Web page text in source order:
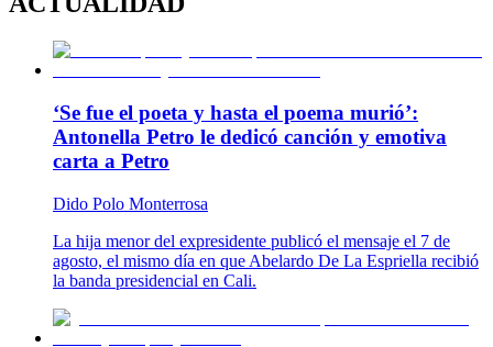
‘Se fue el poeta y hasta el poema murió’:
Antonella Petro le dedicó canción y emotiva
carta a Petro
Dido Polo Monterrosa
La hija menor del expresidente publicó el mensaje el 7 de
agosto, el mismo día en que Abelardo De La Espriella recibió
la banda presidencial en Cali.